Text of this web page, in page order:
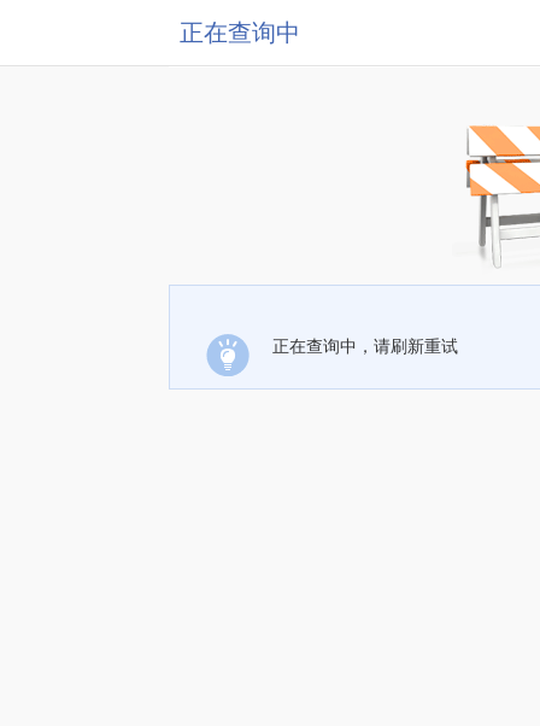
正在查询中
正在查询中，请刷新重试